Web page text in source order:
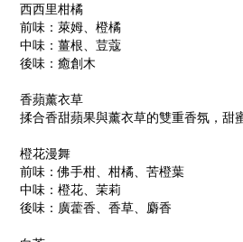
西西里柑橘
前味：萊姆、橙橘
中味：薑根、荳蔻
後味：癒創木
香蘋薰衣草
揉合香甜蘋果與薰衣草的雙重香氛，甜
橙花漫舞
前味：佛手柑、柑橘、苦橙葉
中味：橙花、茉莉
後味：廣藿香、香草、麝香